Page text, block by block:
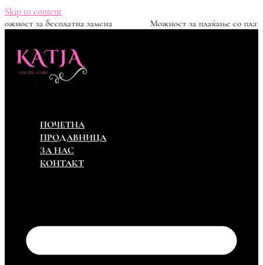
Skip to content
Можност за бесплатна замена Можност за
ПОЧЕТНА
ПРОДАВНИЦА
ЗА НАС
КОНТАКТ